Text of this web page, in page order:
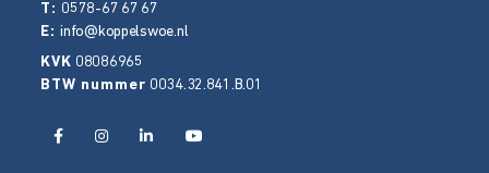
T: 0578-67 67 67
E:info@koppelswoe.nl
KVK 08086965
BTW nummer 0034.32.841.B.01